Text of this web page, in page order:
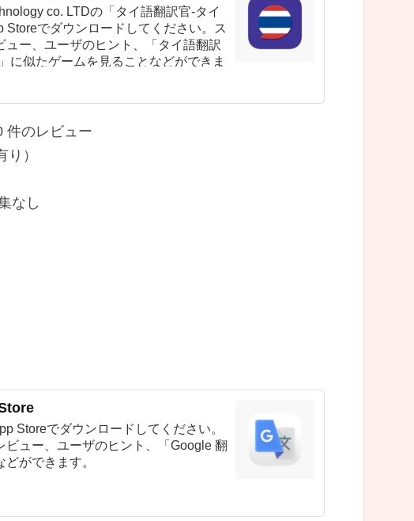
co. LTDの「タイ語翻訳官-タイ
でダウンロードしてください。ス
ュー、ユーザのヒント、「タイ語翻訳
に似たゲームを見ることなどができま
のレビュー
）
なし
Storeでダウンロードしてください。
ビュー、ユーザのヒント、「Google 翻
ができます。